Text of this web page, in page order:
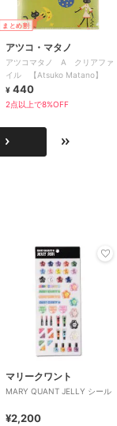
まとめ割
アツコ・マタノ
アツコマタノ A クリアファ
イル 【Atsuko Matano】
¥ 440
2点以上で8%OFF
マリークワント
MARY QUANT JELLY シール
¥2,200